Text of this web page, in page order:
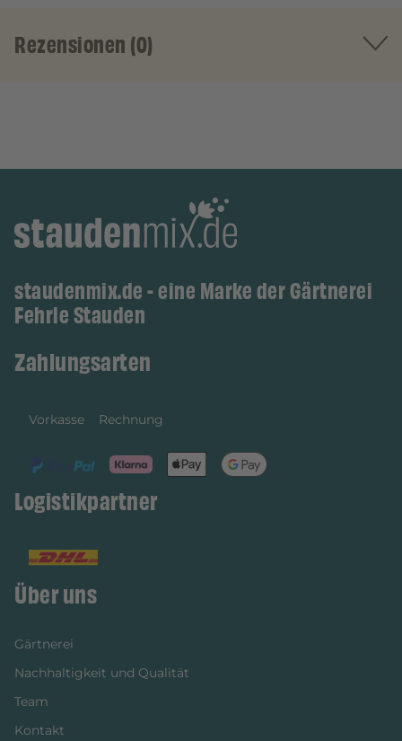
Rezensionen (0)
staudenmix.de - eine Marke der Gärtnerei
Fehrle Stauden
Zahlungsarten
Vorkasse Rechnung
Logistikpartner
Über uns
Gärtnerei
Nachhaltigkeit und Qualität
Team
Kontakt